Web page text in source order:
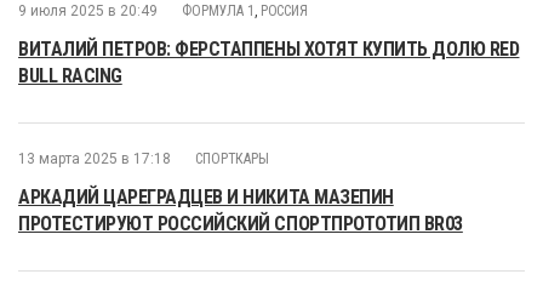
9 июля 2025 в 20:49 ФОРМУЛА 1 , РОССИЯ
ВИТАЛИЙ ПЕТРОВ: ФЕРСТАППЕНЫ ХОТЯТ КУПИТЬ ДОЛЮ RED
BULL RACING
13 марта 2025 в 17:18 СПОРТКАРЫ
АРКАДИЙ ЦАРЕГРАДЦЕВ И НИКИТА МАЗЕПИН
ПРОТЕСТИРУЮТ РОССИЙСКИЙ СПОРТПРОТОТИП BR03